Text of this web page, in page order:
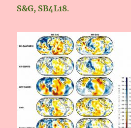
S&G, SB4L18.